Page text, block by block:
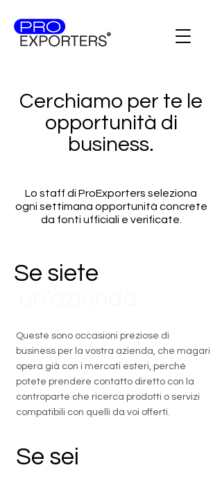
Cerchiamo per te le
opportunità di
business.
Lo staff di ProExporters seleziona
ogni settimana opportunità concrete
da fonti ufficiali e verificate.
Se siete
Queste sono occasioni preziose di
business per la vostra azienda, che magari
opera già con i mercati esteri, perché
potete prendere contatto diretto con la
controparte che ricerca prodotti o servizi
compatibili con quelli da voi offerti.
Se sei